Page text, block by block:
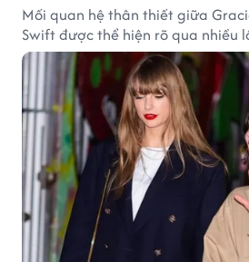
Mối quan hệ thân thiết giữa
Swift được thể hiện rõ qua nhiều